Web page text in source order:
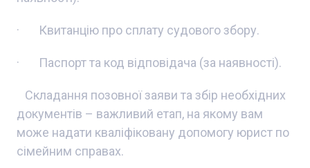
· Квитанцію про сплату судового збору.
· Паспорт та код відповідача (за наявності).
Складання позовної заяви та збір необхідних
документів – важливий етап, на якому вам
може надати кваліфіковану допомогу юрист по
сімейним справах.